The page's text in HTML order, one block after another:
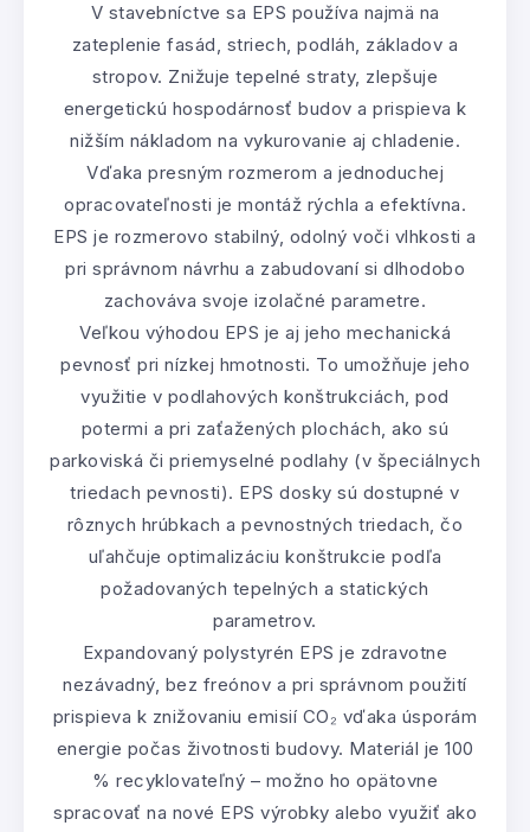
V stavebníctve sa EPS používa najmä na
zateplenie fasád, striech, podláh, základov a
stropov. Znižuje tepelné straty, zlepšuje
energetickú hospodárnosť budov a prispieva k
nižším nákladom na vykurovanie aj chladenie.
Vďaka presným rozmerom a jednoduchej
opracovateľnosti je montáž rýchla a efektívna.
EPS je rozmerovo stabilný, odolný voči vlhkosti a
pri správnom návrhu a zabudovaní si dlhodobo
zachováva svoje izolačné parametre.
Veľkou výhodou EPS je aj jeho mechanická
pevnosť pri nízkej hmotnosti. To umožňuje jeho
využitie v podlahových konštrukciách, pod
potermi a pri zaťažených plochách, ako sú
parkoviská či priemyselné podlahy (v špeciálnych
triedach pevnosti). EPS dosky sú dostupné v
rôznych hrúbkach a pevnostných triedach, čo
uľahčuje optimalizáciu konštrukcie podľa
požadovaných tepelných a statických
parametrov.
Expandovaný polystyrén EPS je zdravotne
nezávadný, bez freónov a pri správnom použití
prispieva k znižovaniu emisií CO₂ vďaka úsporám
energie počas životnosti budovy. Materiál je 100
% recyklovateľný – možno ho opätovne
spracovať na nové EPS výrobky alebo využiť ako